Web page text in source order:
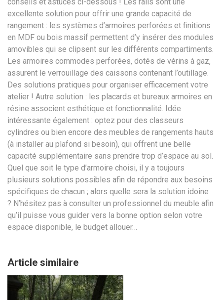
excellente solution pour offrir une grande capacité de
rangement : les systèmes d’armoires perforées et finitions
en MDF ou bois massif permettent d’y insérer des modules
amovibles qui se clipsent sur les différents compartiments.
Les armoires commodes perforées, dotés de vérins à gaz,
assurent le verrouillage des caissons contenant l’outillage.
Des solutions pratiques pour organiser efficacement votre
atelier ! Autre solution : les placards et bureaux armoires en
résine associent esthétique et fonctionnalité. Idée
intéressante également : optez pour des classeurs
cylindres ou bien encore des meubles de rangements hauts
(à installer au plafond si besoin), qui offrent une belle
capacité supplémentaire sans prendre trop d’espace au sol.
Quel que soit le type d’armoire choisi, il y a toujours
plusieurs solutions possibles afin de répondre aux besoins
spécifiques de chacun ; alors quelle sera la solution idoine
? N’hésitez pas à consulter un professionnel du meuble afin
qu’il puisse vous guider vers la bonne option selon votre
espace disponible, le budget allouer…
Article similaire